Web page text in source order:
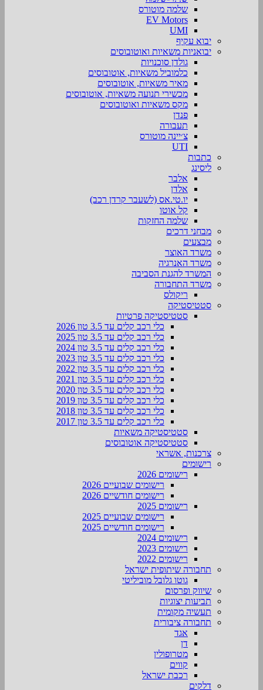
שלמה מוטורס
EV Motors
UMI
יבוא עקיף
יבואניות משאיות ואוטובוסים
גולדן סוכנויות
כלמוביל משאיות, אוטובוסים
מאיר משאיות, אוטובוסים
מכשירי תנועה משאיות, אוטובוסים
מקס משאיות ואוטובוסים
פנדן
תעבורה
צ׳יינה מוטורס
UTI
כתבות
ליסינג
אלבר
אלדן
יו.טי.אס (לשעבר קרדן רכב)
קל אוטו
שלמה החזקות
מבחני דרכים
מבצעים
משרד האוצר
משרד האנרגיה
המשרד להגנת הסביבה
משרד התחבורה
ריקולס
סטטיסטיקה
סטטיסטיקה פרטיות
כלי רכב קלים עד 3.5 טון 2026
כלי רכב קלים עד 3.5 טון 2025
כלי רכב קלים עד 3.5 טון 2024
כלי רכב קלים עד 3.5 טון 2023
כלי רכב קלים עד 3.5 טון 2022
כלי רכב קלים עד 3.5 טון 2021
כלי רכב קלים עד 3.5 טון 2020
כלי רכב קלים עד 3.5 טון 2019
כלי רכב קלים עד 3.5 טון 2018
כלי רכב קלים עד 3.5 טון 2017
סטטיסטיקה משאיות
סטטיסטיקה אוטובוסים
צרכנות, אשראי
רישומים
רישומים 2026
רישומים שבועיים 2026
רישומים חודשיים 2026
רישומים 2025
רישומים שבועיים 2025
רישומים חודשיים 2025
רישומים 2024
רישומים 2023
רישומים 2022
תחבורה שיתופית ישראל
גוטו גלובל מוביליטי
שיווק ופרסום
תביעות יצוגיות
תעשיה מקומית
תחבורה ציבורית
אגד
דן
מטרופולין
קווים
רכבת ישראל
דלקים